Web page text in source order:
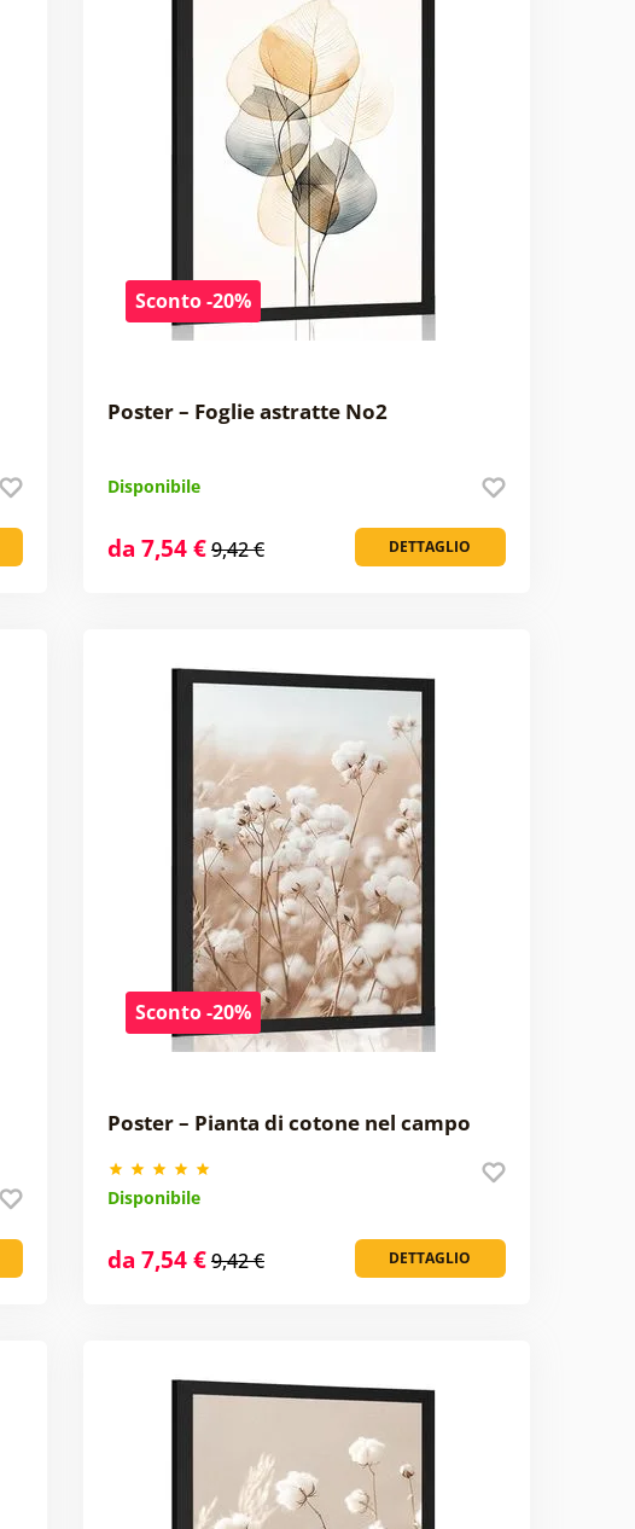
Sconto -20%
Poster – Foglie astratte No2
Disponibile
DETTAGLIO
da 7,54 €9,42 €
Sconto -20%
Poster – Pianta di cotone nel campo
Disponibile
DETTAGLIO
da 7,54 €9,42 €